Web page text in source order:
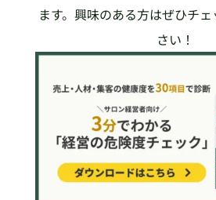
ます。興味のある方はぜひチ
さい！